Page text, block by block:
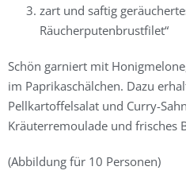
zart und saftig
Räucherputenbrustfilet“
Schön garniert mit
im Paprikaschälchen. Dazu
Pellkartoffelsalat und Curry-
Kräuterremoulade und frisches
(Abbildung für 10 Personen)